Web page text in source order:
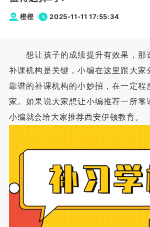
橙橙 2025-11-11 17:55:34
想让孩子的成绩提升有效果，那
补课机构是关键，小编在这里跟大家
靠谱的补课机构的小妙招，在一定程
家。如果说大家想让小编推荐一所靠
小编就会给大家推荐西安伊顿教育。